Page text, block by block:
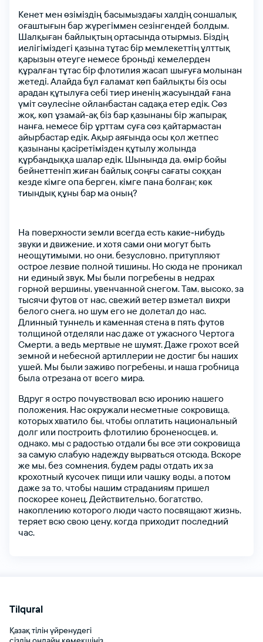
Кенет мен өзіміздің басымыздағы халдіңсоншалық
оғаштығын бар жүрегіммен сезінгендей болдым.
Шалқыған байлықтыңортасындаотырмыз. Біздің
иелігіміздегі қазынатұтасбір мемлекеттіңұлттық
қарызын өтеуге немесе броньді кемелерден
құралған тұтасбірфлотилияжасап шығуға молынан
жетеді.Алайдабұл ғаламат көп байлықты бізосы
арадан құтылуғасебі тиер иненіңжасуындай ғана
үмітсәулесіне ойланбастан садақаетередік.Сөз
жоқ, көп ұзамай-ақбізбар қазынаны бір жапырақ
нанға, немесе бір ұрттам суғасөз қайтармастан
айырбастаредік.Ақыраяғындаосы қол жетпес
қазынаны қасіретімізден құтылужолында
құрбандыққа шаларедік. Шынында да,өмірбойы
бейнеттеніп жиған байлықсоңғы сағаты соққан
кезде кімге опаберген, кімге панаболған; көк
тиындық құны бар маоның?
На поверхности земли всегдаесть какие‑нибудь
звуки и движение, и хотясами они могутбыть
неощутимыми, ноони,безусловно, притупляют
острое лезвие полной тишины. Носюда не проникал
ни единый звук. Мы были погребены в недрах
горной вершины,увенчанной снегом.Там, высоко,за
тысячи футовот нас,свежий ветер взметал вихри
белогоснега, но шум его не долетал до нас.
Длинный туннель и каменнаястена в пятьфутов
толщиной отделяли насдаже отужасного Чертога
Смерти,а ведь мертвые не шумят.Даже грохот всей
земной и небесной артиллерии не достигбы наших
ушей. Мы были заживо погребены, и наша гробница
была отрезанаот всего мира.
Вдругяостро почувствовал всю иронию нашего
положения. Насокружали несметные сокровища,
которыххватило бы, чтобы оплатить национальный
долг или построитьфлотилиюброненосцев, и,
однако, мы с радостьюотдали бы все эти сокровища
засамуюслабую надежду вырватьсяотсюда. Вскоре
же мы,без сомнения,будем рады отдать ихза
крохотный кусочек пищи или чашку воды,а потом
даже зато, чтобы нашим страданиям пришел
поскорее конец.Действительно,богатство,
накоплению котороголюди часто посвящаютжизнь,
теряет всюсвою цену, когда приходит последний
час.
Tilqural
Қазақ тілін үйренудегі
поштаңыз
сөзіңіз
Тіркелу
поштаңыз
сөзіңіз
сөзіңізді қайталаңыз
таңдаңыз